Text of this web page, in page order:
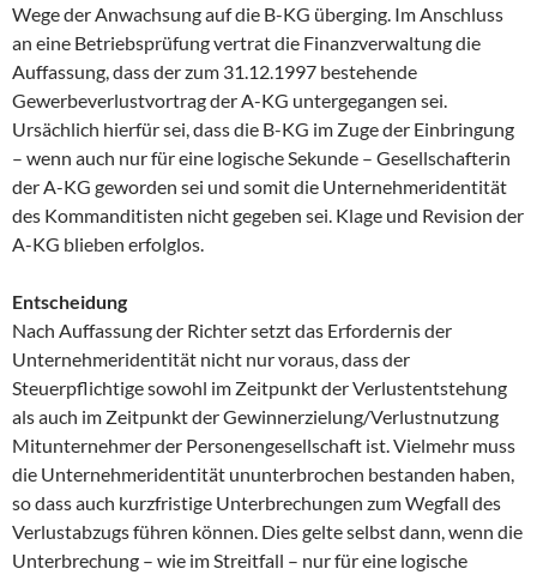
Wege der Anwachsung auf die B-KG überging. Im Anschluss
an eine Betriebsprüfung vertrat die Finanzverwaltung die
Auffassung, dass der zum 31.12.1997 bestehende
Gewerbeverlustvortrag der A-KG untergegangen sei.
Ursächlich hierfür sei, dass die B-KG im Zuge der Einbringung
– wenn auch nur für eine logische Sekunde – Gesellschafterin
der A-KG geworden sei und somit die Unternehmeridentität
des Kommanditisten nicht gegeben sei. Klage und Revision der
A-KG blieben erfolglos.
Entscheidung
Nach Auffassung der Richter setzt das Erfordernis der
Unternehmeridentität nicht nur voraus, dass der
Steuerpflichtige sowohl im Zeitpunkt der Verlustentstehung
als auch im Zeitpunkt der Gewinnerzielung/Verlustnutzung
Mitunternehmer der Personengesellschaft ist. Vielmehr muss
die Unternehmeridentität ununterbrochen bestanden haben,
so dass auch kurzfristige Unterbrechungen zum Wegfall des
Verlustabzugs führen können. Dies gelte selbst dann, wenn die
Unterbrechung – wie im Streitfall – nur für eine logische